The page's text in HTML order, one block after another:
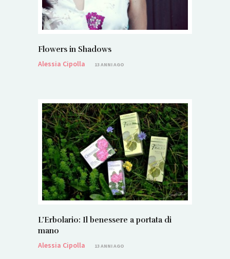
Flowers in Shadows
Alessia Cipolla
13 ANNI AGO
L’Erbolario: Il benessere a portata di
mano
Alessia Cipolla
13 ANNI AGO